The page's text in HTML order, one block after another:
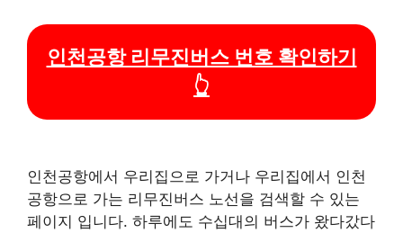
인천공항 리무진버스 번호 확인하기
👆
인천공항에서 우리집으로 가거나 우리집에서 인천
공항으로 가는 리무진버스 노선을 검색할 수 있는
페이지 입니다. 하루에도 수십대의 버스가 왔다갔다